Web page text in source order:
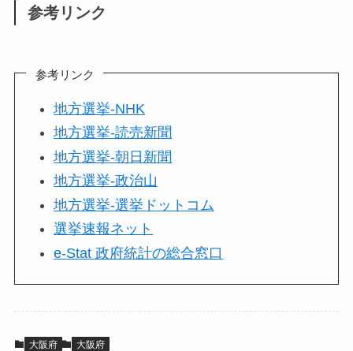
参考リンク
参考リンク
地方選挙-NHK
地方選挙-読売新聞
地方選挙-朝日新聞
地方選挙-政治山
地方選挙-選挙ドットコム
選挙速報ネット
e-Stat 政府統計の総合窓口
大阪府 大阪府